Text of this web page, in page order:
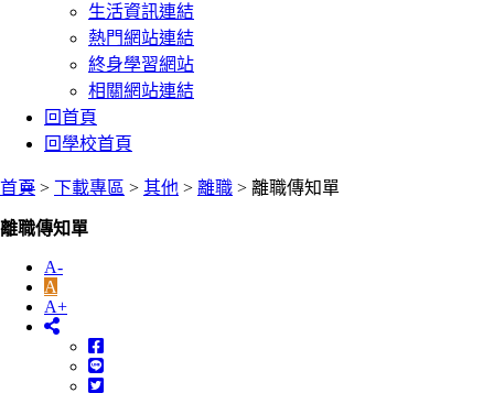
生活資訊連結
熱門網站連結
終身學習網站
相關網站連結
回首頁
回學校首頁
:::
首頁 > 下載專區 > 其他 > 離職 > 離職傳知單
離職傳知單
A-
A
A+